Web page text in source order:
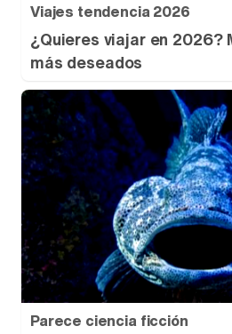
Viajes tendencia 2026
¿Quieres viajar en 2026?
más deseados
Parece ciencia ficción